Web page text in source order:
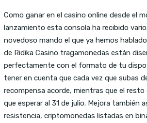
Como ganar en el casino online desde el
lanzamiento esta consola ha recibido
novedoso mando el que ya hemos
de Ridika Casino tragamonedas están
perfectamente con el formato de tu
tener en cuenta que cada vez que subas
recompensa acorde, mientras que el
que esperar al 31 de julio. Mejora también
resistencia, criptomonedas listadas en